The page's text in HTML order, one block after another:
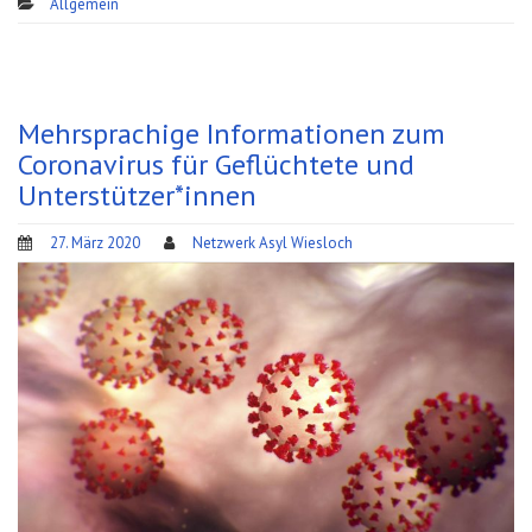
Mehrsprachige Informationen zum
Coronavirus für Geflüchtete und
Unterstützer*innen
27. März 2020 Netzwerk Asyl Wiesloch